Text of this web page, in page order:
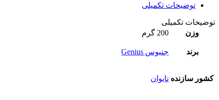
توضیحات تکمیلی
توضیحات تکمیلی
وزن
200 گرم
برند جنیوس Genius
کشور سازنده تایوان